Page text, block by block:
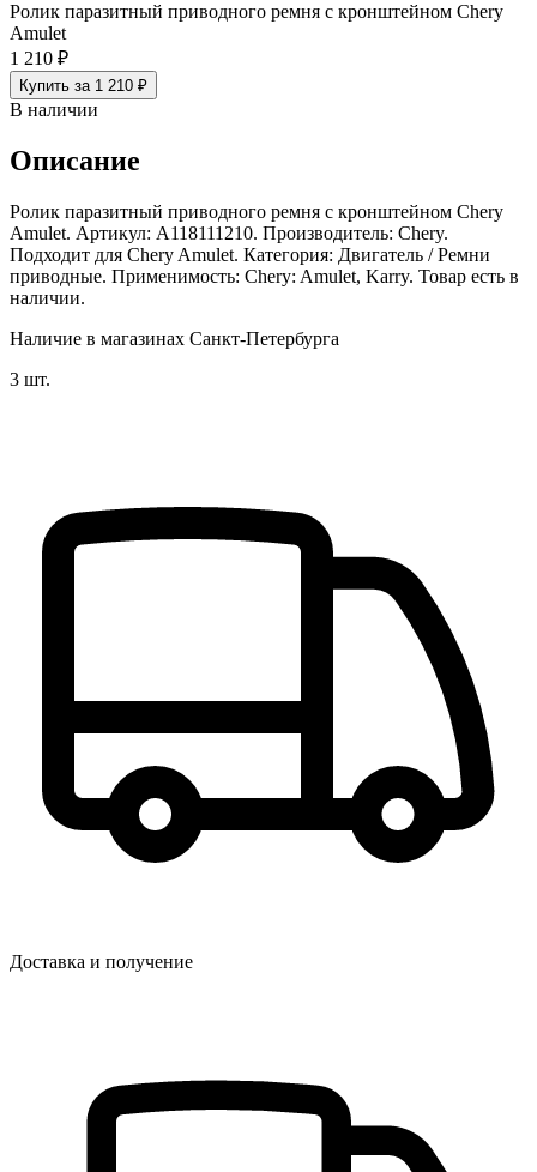
Ролик паразитный приводного ремня с кронштейном Chery
Amulet
1 210 ₽
Купить за 1 210 ₽
В наличии
Описание
Ролик паразитный приводного ремня с кронштейном Chery
Amulet. Артикул: A118111210. Производитель: Chery.
Подходит для Chery Amulet. Категория: Двигатель / Ремни
приводные. Применимость: Chery: Amulet, Karry. Товар есть в
наличии.
Наличие в магазинах Санкт-Петербурга
3 шт.
Доставка и получение